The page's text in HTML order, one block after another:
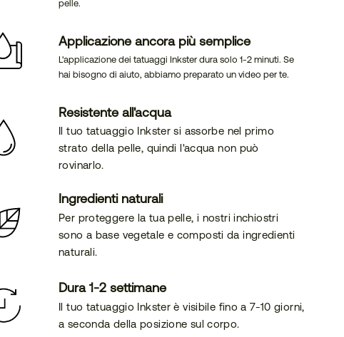
pelle.
Applicazione ancora più semplice
L'applicazione dei tatuaggi Inkster dura solo 1-2 minuti. Se
hai bisogno di aiuto, abbiamo preparato un video per te.
Resistente all'acqua
Il tuo tatuaggio Inkster si assorbe nel primo
strato della pelle, quindi l'acqua non può
rovinarlo.
Ingredienti naturali
Per proteggere la tua pelle, i nostri inchiostri
sono a base vegetale e composti da ingredienti
naturali.
Dura 1-2 settimane
Il tuo tatuaggio Inkster è visibile fino a 7-10 giorni,
a seconda della posizione sul corpo.